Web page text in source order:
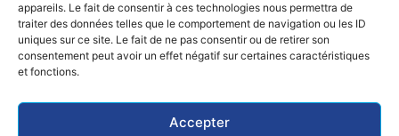
appareils. Le fait de consentir à ces technologies nous permettra de
traiter des données telles que le comportement de navigation ou les ID
uniques sur ce site. Le fait de ne pas consentir ou de retirer son
consentement peut avoir un effet négatif sur certaines caractéristiques
et fonctions.
Accepter